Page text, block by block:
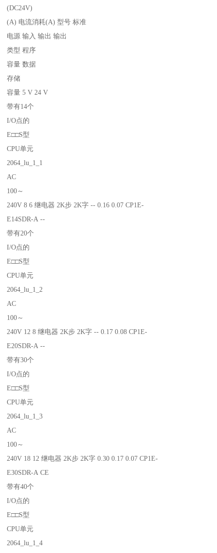
(DC24V)
(A) 电流消耗(A) 型号 标准
电源 输入 输出 输出
类型 程序
容量 数据
存储
容量 5 V 24 V
带有14个
I/O点的
E□□S型
CPU单元
2064_lu_1_1
AC
100～
240V 8 6 继电器 2K步 2K字 -- 0.16 0.07 CP1E-
E14SDR-A --
带有20个
I/O点的
E□□S型
CPU单元
2064_lu_1_2
AC
100～
240V 12 8 继电器 2K步 2K字 -- 0.17 0.08 CP1E-
E20SDR-A --
带有30个
I/O点的
E□□S型
CPU单元
2064_lu_1_3
AC
100～
240V 18 12 继电器 2K步 2K字 0.30 0.17 0.07 CP1E-
E30SDR-A CE
带有40个
I/O点的
E□□S型
CPU单元
2064_lu_1_4